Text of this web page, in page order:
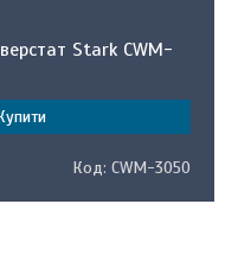
Stark CWM-
CWM-3050